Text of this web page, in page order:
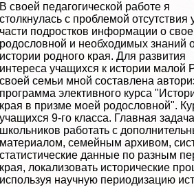
В своей педагогической работе я
столкнулась с проблемой отсутствия
части подростков информации о
родословной и необходимых знаний
истории родного края. Для развития
интереса учащихся к истории малой
своей семьи мной составлена
программа элективного курса
края в призме моей родословной".
учащихся 9-го класса. Главная
школьников работать с
материалом, семейным архивом,
статистические данные по разным
края, локализовать исторические
используя научную периодизацию